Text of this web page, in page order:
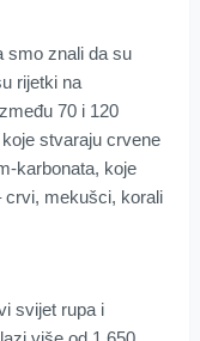
smo znali da su
rijetki na
70 i 120
stvaraju crvene
karbonata, koje
crvi, mekušci, korali
svijet rupa i